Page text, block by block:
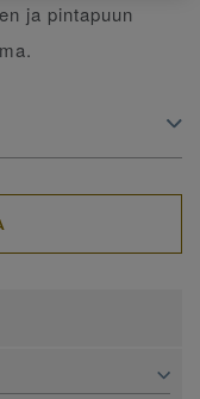
ja pintapuun